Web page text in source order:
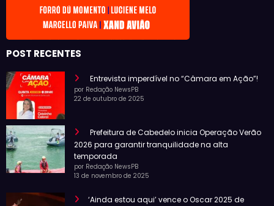
POST RECENTES
Entrevista imperdível no “Câmara em Ação”!
por Redação NewsPB
22 de outubro de 2025
Prefeitura de Cabedelo inicia Operação Verão
2026 para garantir tranquilidade na alta
temporada
por Redação NewsPB
13 de novembro de 2025
‘Ainda estou aqui’ vence o Oscar 2025 de